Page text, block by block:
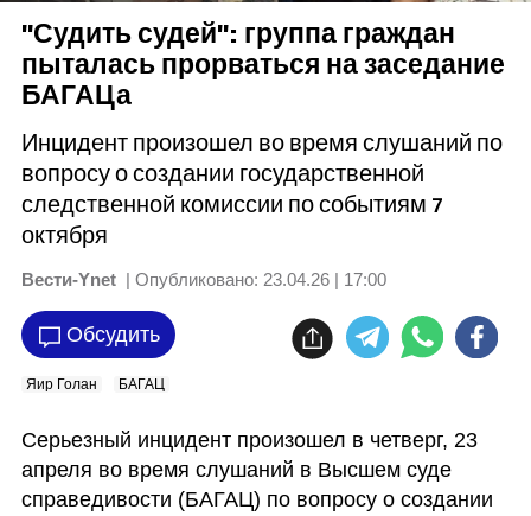
"Судить судей": группа граждан
пыталась прорваться на заседание
БАГАЦа
Инцидент произошел во время слушаний по
вопросу о создании государственной
следственной комиссии по событиям 7
октября
Вести-Ynet | Опубликовано: 23.04.26 | 17:00
Обсудить
Яир Голан БАГАЦ
Серьезный инцидент произошел в четверг, 23
апреля во время слушаний в Высшем суде
справедивости (БАГАЦ) по вопросу о создании